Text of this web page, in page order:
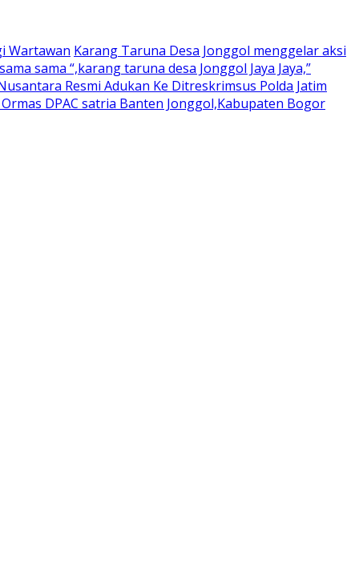
Wartawan Karang Taruna Desa Jonggol menggelar aksi
sama “,karang taruna desa Jonggol Jaya Jaya,”
Resmi Adukan Ke Ditreskrimsus Polda Jatim
DPAC satria Banten Jonggol,Kabupaten Bogor